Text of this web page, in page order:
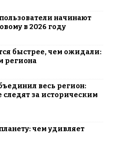
начинают
в 2026 году
быстрее, чем ожидали:
региона
весь регион:
следят за историческим
чем удивляет